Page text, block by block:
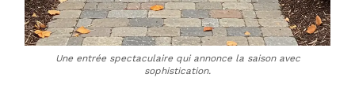
Une entrée spectaculaire qui annonce la saison avec
sophistication.